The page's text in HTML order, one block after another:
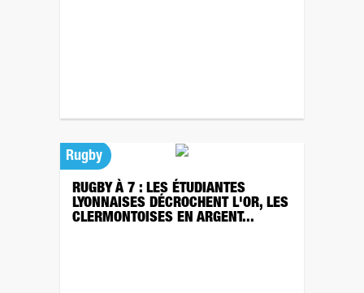
Rugby
RUGBY À 7 : LES ÉTUDIANTES
LYONNAISES DÉCROCHENT L'OR, LES
CLERMONTOISES EN ARGENT...